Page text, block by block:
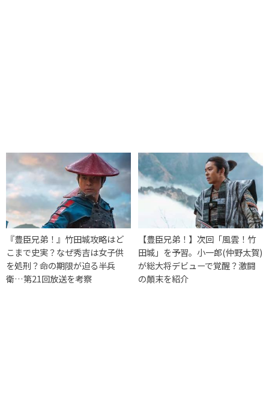
『豊臣兄弟！』竹田城攻略はど
こまで史実？なぜ秀吉は女子供
を処刑？命の期限が迫る半兵
衛…第21回放送を考察
【豊臣兄弟！】次回「風雲！竹
田城」を予習。小一郎(仲野太賀)
が総大将デビューで覚醒？激闘
の顛末を紹介